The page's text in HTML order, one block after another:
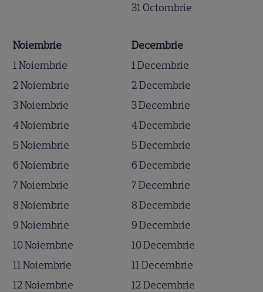
31 Octombrie
Noiembrie
1 Noiembrie
2 Noiembrie
3 Noiembrie
4 Noiembrie
5 Noiembrie
6 Noiembrie
7 Noiembrie
8 Noiembrie
9 Noiembrie
10 Noiembrie
11 Noiembrie
12 Noiembrie
Decembrie
1 Decembrie
2 Decembrie
3 Decembrie
4 Decembrie
5 Decembrie
6 Decembrie
7 Decembrie
8 Decembrie
9 Decembrie
10 Decembrie
11 Decembrie
12 Decembrie